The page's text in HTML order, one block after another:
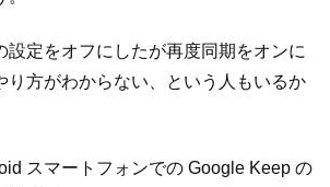
設定をオフにしたが再度同期をオンに
り方がわからない、という人もいるか
スマートフォンでの Google Keep の